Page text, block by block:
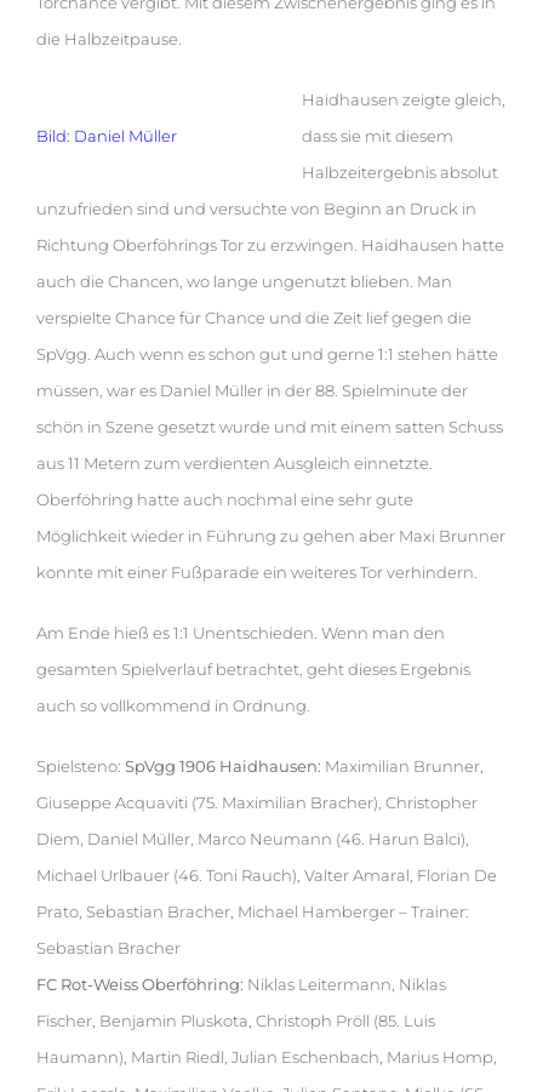
die Halbzeitpause.
Bild: Daniel Müller
Haidhausen zeigte gleich,
dass sie mit diesem
Halbzeitergebnis absolut
unzufrieden sind und versuchte von Beginn an Druck in
Richtung Oberföhrings Tor zu erzwingen. Haidhausen hatte
auch die Chancen, wo lange ungenutzt blieben. Man
verspielte Chance für Chance und die Zeit lief gegen die
SpVgg. Auch wenn es schon gut und gerne 1:1 stehen hätte
müssen, war es Daniel Müller in der 88. Spielminute der
schön in Szene gesetzt wurde und mit einem satten Schuss
aus 11 Metern zum verdienten Ausgleich einnetzte.
Oberföhring hatte auch nochmal eine sehr gute
Möglichkeit wieder in Führung zu gehen aber Maxi Brunner
konnte mit einer Fußparade ein weiteres Tor verhindern.
Am Ende hieß es 1:1 Unentschieden. Wenn man den
gesamten Spielverlauf betrachtet, geht dieses Ergebnis
auch so vollkommend in Ordnung.
Spielsteno: SpVgg 1906 Haidhausen: Maximilian Brunner,
Giuseppe Acquaviti (75. Maximilian Bracher), Christopher
Diem, Daniel Müller, Marco Neumann (46. Harun Balci),
Michael Urlbauer (46. Toni Rauch), Valter Amaral, Florian De
Prato, Sebastian Bracher, Michael Hamberger – Trainer:
Sebastian Bracher
FC Rot-Weiss Oberföhring: Niklas Leitermann, Niklas
Fischer, Benjamin Pluskota, Christoph Pröll (85. Luis
Haumann), Martin Riedl, Julian Eschenbach, Marius Homp,